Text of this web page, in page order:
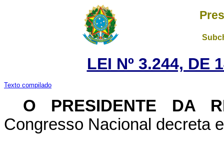
LEI Nº 3.244, DE
Texto compilado
O PRESIDENTE DA
Congresso Nacional decreta